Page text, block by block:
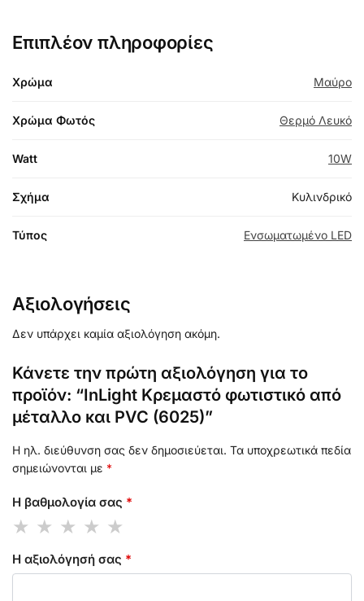
Επιπλέον πληροφορίες
Χρώμα Μαύρο
Χρώμα Φωτός Θερμό Λευκό
Watt 10W
Σχήμα Κυλινδρικό
Τύπος Ενσωματωμένο LED
Αξιολογήσεις
Δεν υπάρχει καμία αξιολόγηση ακόμη.
Κάνετε την πρώτη αξιολόγηση για το
προϊόν: “InLight Κρεμαστό φωτιστικό από
μέταλλο και PVC (6025)”
Η ηλ. διεύθυνση σας δεν δημοσιεύεται. Τα υποχρεωτικά πεδία
σημειώνονται με *
Η βαθμολογία σας *
Η αξιολόγησή σας *